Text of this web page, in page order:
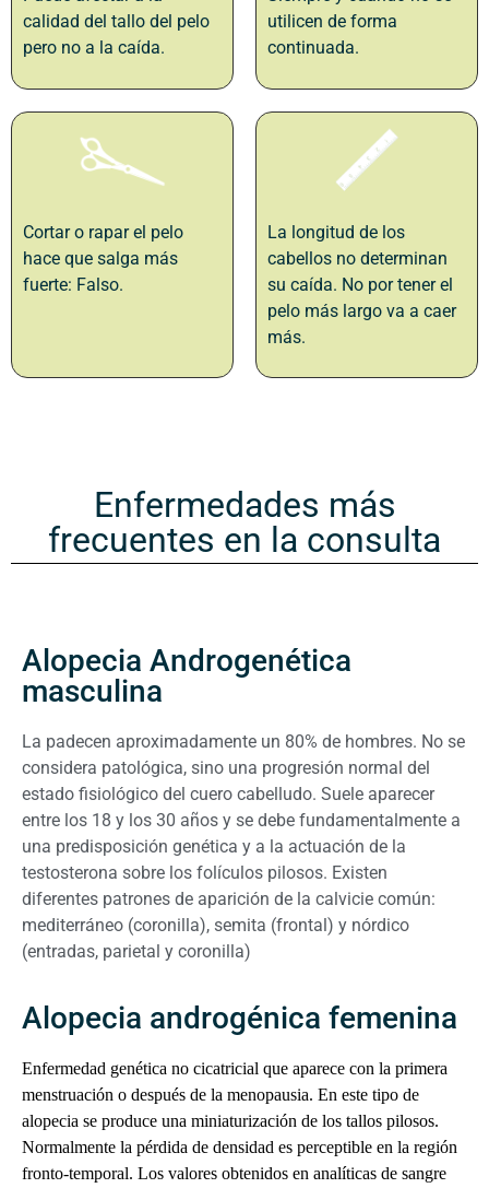
calidad del tallo del pelo
pero no a la caída.
utilicen de forma
continuada.
Cortar o rapar el pelo
hace que salga más
fuerte: Falso.
La longitud de los
cabellos no determinan
su caída. No por tener el
pelo más largo va a caer
más.
Enfermedades más
frecuentes en la consulta
Alopecia Androgenética
masculina
La padecen aproximadamente un 80% de hombres. No se
considera patológica, sino una progresión normal del
estado fisiológico del cuero cabelludo. Suele aparecer
entre los 18 y los 30 años y se debe fundamentalmente a
una predisposición genética y a la actuación de la
testosterona sobre los folículos pilosos. Existen
diferentes patrones de aparición de la calvicie común:
mediterráneo (coronilla), semita (frontal) y nórdico
(entradas, parietal y coronilla)
Alopecia androgénica femenina
Enfermedad genética no cicatricial que aparece con la primera
menstruación o después de la menopausia. En este tipo de
alopecia se produce una miniaturización de los tallos pilosos.
Normalmente la pérdida de densidad es perceptible en la región
fronto-temporal. Los valores obtenidos en analíticas de sangre